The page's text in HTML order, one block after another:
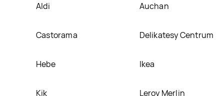
Aldi Auchan
Castorama Delikatesy Centrum
Hebe Ikea
Kik Leroy Merlin